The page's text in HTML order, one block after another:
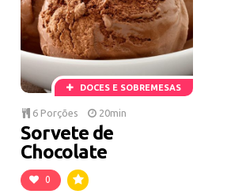
DOCES E SOBREMESAS
6 Porções 20min
Sorvete de
Chocolate
0